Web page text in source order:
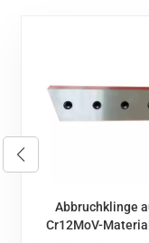
Effizientes